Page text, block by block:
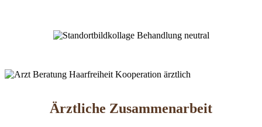
Ärztliche Zusammenarbeit